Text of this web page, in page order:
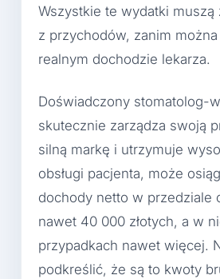
Wszystkie te wydatki muszą
z przychodów, zanim
realnym dochodzie lekarza.
Doświadczony stomatolog-
skutecznie zarządza swoją
silną markę i utrzymuje
obsługi pacjenta, może
dochody netto w przedziale
nawet 40 000 złotych, a w
przypadkach nawet więcej.
podkreślić, że są to kwoty